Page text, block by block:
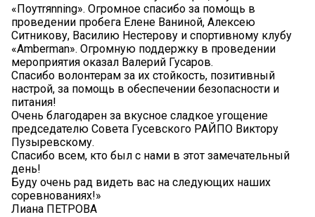
«Поутrяnning». Огромное спасибо за помощь в
проведении пробега Елене Ваниной, Алексею
Ситникову, Василию Нестерову и спортивному клубу
«Amberman». Огромную поддержку в проведении
мероприятия оказал Валерий Гусаров.
Спасибо волонтерам за их стойкость, позитивный
настрой, за помощь в обеспечении безопасности и
питания!
Очень благодарен за вкусное сладкое угощение
председателю Совета Гусевского РАЙПО Виктору
Пузыревскому.
Спасибо всем, кто был с нами в этот замечательный
день!
Буду очень рад видеть вас на следующих наших
соревнованиях!»
Лиана ПЕТРОВА